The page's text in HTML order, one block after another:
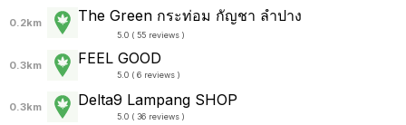
0.2km The Green กระท่อม กัญชา ลำปาง
5.0 ( 55 reviews )
0.3km FEEL GOOD
5.0 ( 6 reviews )
0.3km Delta9 Lampang SHOP
5.0 ( 36 reviews )